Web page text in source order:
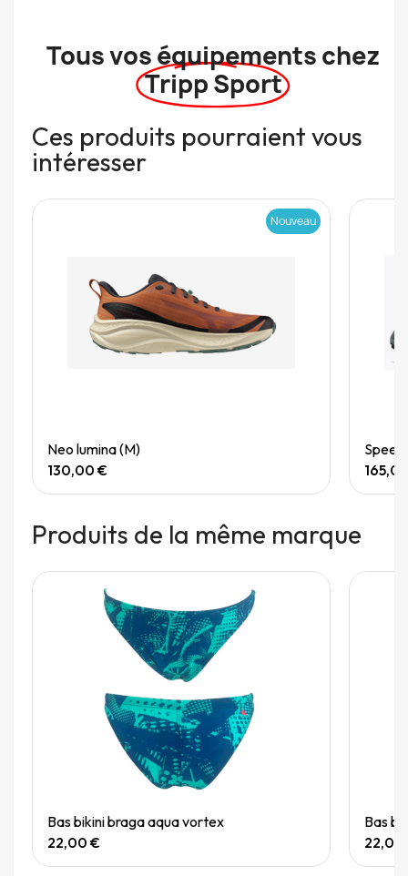
Tous vos équipements chez
Tripp Sport
Ces produits pourraient vous
intéresser
Nouveau
Neo lumina (M)
130,00 €
Produits de la même marque
Quick View
Bas bikini braga aqua vortex
22,00 €
Bas
22,00